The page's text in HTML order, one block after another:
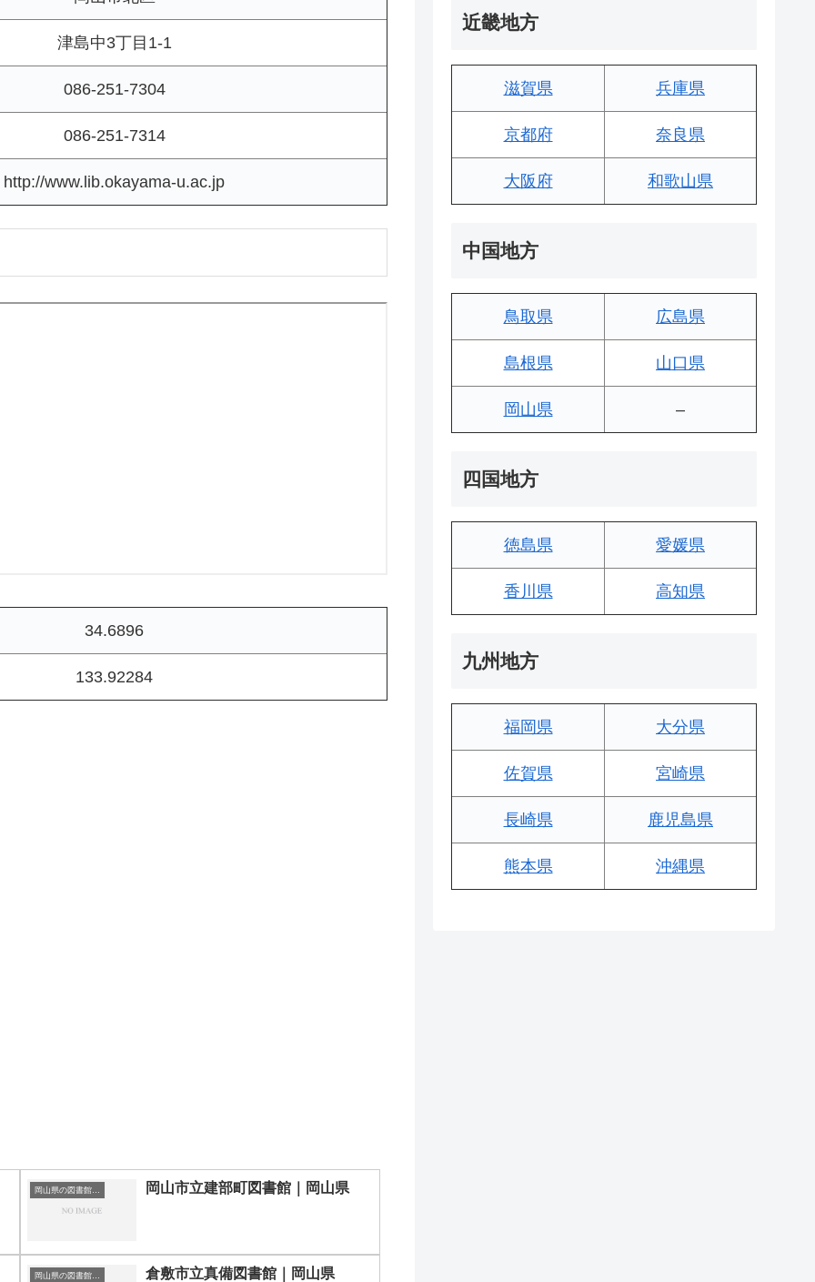
津島中3丁目1-1
086-251-7304
086-251-7314
http://www.lib.okayama-u.ac.jp
34.6896
133.92284
岡山県の図書館｜勉強できる場所 岡山市立建部町図書館｜岡山県
岡山県の図書館｜勉強できる場所 倉敷市立真備図書館｜岡山県
近畿地方
滋賀県 兵庫県
京都府 奈良県
大阪府 和歌山県
中国地方
鳥取県 広島県
島根県 山口県
岡山県 –
四国地方
徳島県 愛媛県
香川県 高知県
九州地方
福岡県 大分県
佐賀県 宮崎県
長崎県 鹿児島県
熊本県 沖縄県